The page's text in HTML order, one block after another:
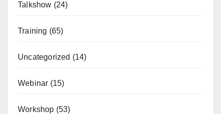
Talkshow (24)
Training (65)
Uncategorized (14)
Webinar (15)
Workshop (53)